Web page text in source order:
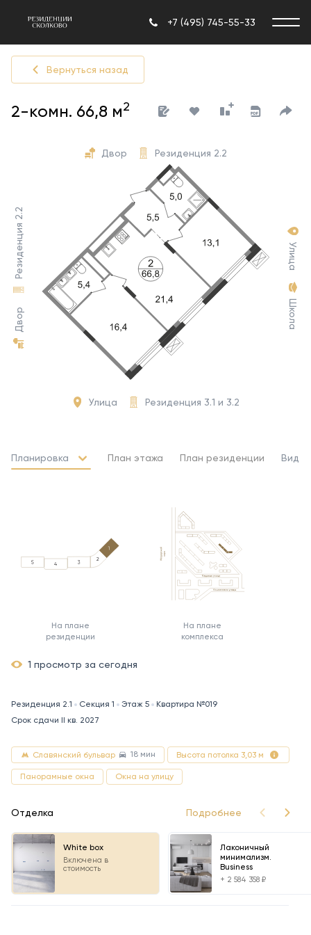
+7 (495) 745-55-33
Вернуться назад
2-комн. 66,8 м2
Двор
Резиденция 2.2 Улица
Школа
Улица Резиденция 3.1 и 3.2
Двор Резиденция 2.2
Планировка План этажа План резиденции Вид
На плане
резиденции
На плане
комплекса
1 просмотр за сегодня
Резиденция 2.1 Секция 1 Этаж 5
Квартира №019
Срок сдачи II кв. 2027
Славянский бульвар 18 мин Высота потолка 3,03 м
Панорамные окна Окна на улицу
Отделка Подробнее
White box
Включена в
стоимость
Лаконичный
минимализм.
Business
+ 2 584 358 ₽